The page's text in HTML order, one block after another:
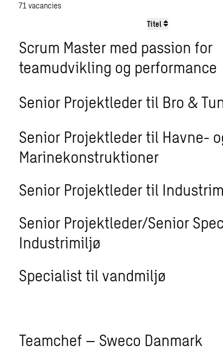
71 vacancies
Titel
Scrum Master med passion for
teamudvikling og performance
Senior Projektleder til Bro &
Senior Projektleder til Havne-
Marinekonstruktioner
Senior Projektleder til
Senior Projektleder/Senior
Industrimiljø
Specialist til vandmiljø
Teamchef – Sweco Danmark